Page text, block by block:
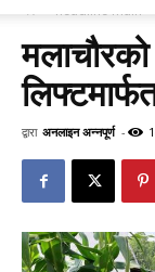
घर headline main
द्वारा अनलाइन अन्नपूर्ण -